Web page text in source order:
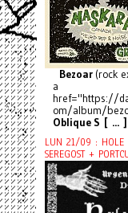
Bezoar (rock
a
href="https://
om/album/
Oblique S [ ... ]
LUN 21/09 : HOLE
SEREGOST +